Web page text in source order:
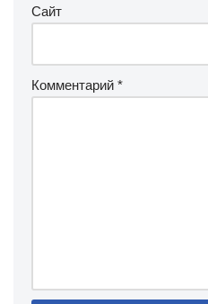
Сайт
Комментарий *